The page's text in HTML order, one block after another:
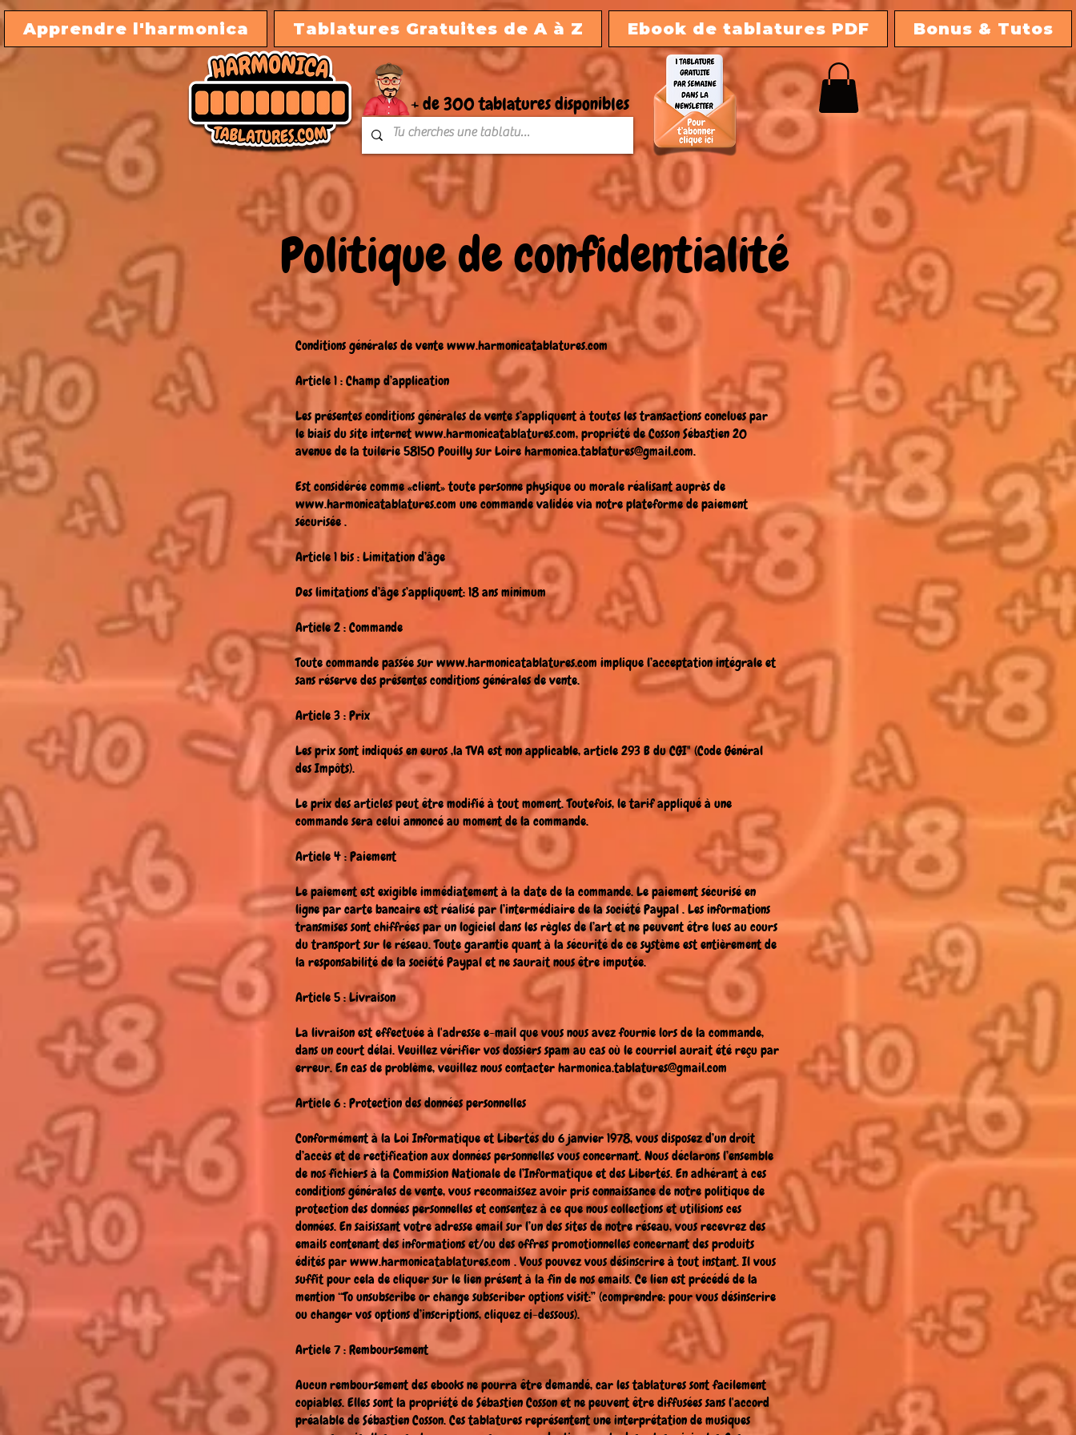
Apprendre l'harmonica Tablatures Gratuites de A à Z Ebook de tablatures PDF Bonus & Tutos
+ de 300 tablatures disponibles
Politique de confidentialité
Conditions générales de ventewww.harmonicatablatures.com
Article 1 : Champ d’application
Les présentes conditions générales de vente s’appliquent à toutes les transactions conclues par
le biais du site internetwww.harmonicatablatures.com, propriété de Cosson Sébastien 20
avenue de la tuilerie 58150 Pouilly sur Loireharmonica.tablatures@gmail.com.
Est considérée comme «client» toute personne physique ou morale réalisant auprès de
www.harmonicatablatures.com une commande validée via notre plateforme de paiement
sécurisée .
Article 1 bis : Limitation d’âge
Des limitations d’âge s’appliquent: 18 ans minimum
Article 2 : Commande
Toute commande passée surwww.harmonicatablatures.com implique l’acceptation intégrale et
sans réserve des présentes conditions générales de vente.
Article 3 : Prix
Les prix sont indiqués en euros ,la TVA est non applicable, article 293 B du CGI" (Code Général
des Impôts).
Le prix des articles peut être modifié à tout moment. Toutefois, le tarif appliqué à une
commande sera celui annoncé au moment de la commande.
Article 4 : Paiement
Le paiement est exigible immédiatement à la date de la commande. Le paiement sécurisé en
ligne par carte bancaire est réalisé par l’intermédiaire de la société Paypal . Les informations
transmises sont chiffrées par un logiciel dans les règles de l’art et ne peuvent être lues au cours
du transport sur le réseau. Toute garantie quant à la sécurité de ce système est entièrement de
la responsabilité de la société Paypal et ne saurait nous être imputée.
Article 5 : Livraison
La livraison est effectuée à l'adresse e-mail que vous nous avez fournie lors de la commande,
dans un court délai. Veuillez vérifier vos dossiers spam au cas où le courriel aurait été reçu par
erreur. En cas de problème, veuillez nous contacterharmonica.tablatures@gmail.com
Article 6 : Protection des données personnelles
Conformément à la Loi Informatique et Libertés du 6 janvier 1978, vous disposez d’un droit
d’accès et de rectification aux données personnelles vous concernant. Nous déclarons l’ensemble
de nos fichiers à la Commission Nationale de l’Informatique et des Libertés. En adhérant à ces
conditions générales de vente, vous reconnaissez avoir pris connaissance de notre politique de
protection des données personnelles et consentez à ce que nous collections et utilisions ces
données. En saisissant votre adresse email sur l’un des sites de notre réseau, vous recevrez des
emails contenant des informations et/ou des offres promotionnelles concernant des produits
édités parwww.harmonicatablatures.com . Vous pouvez vous désinscrire à tout instant. Il vous
suffit pour cela de cliquer sur le lien présent à la fin de nos emails. Ce lien est précédé de la
mention “To unsubscribe or change subscriber options visit:” (comprendre: pour vous désinscrire
ou changer vos options d’inscriptions, cliquez ci-dessous).
Article 7 : Remboursement
Aucun remboursement des ebooks ne pourra être demandé, car les tablatures sont facilement
copiables. Elles sont la propriété de Sébastien Cosson et ne peuvent être diffusées sans l'accord
préalable de Sébastien Cosson. Ces tablatures représentent une interprétation de musiques